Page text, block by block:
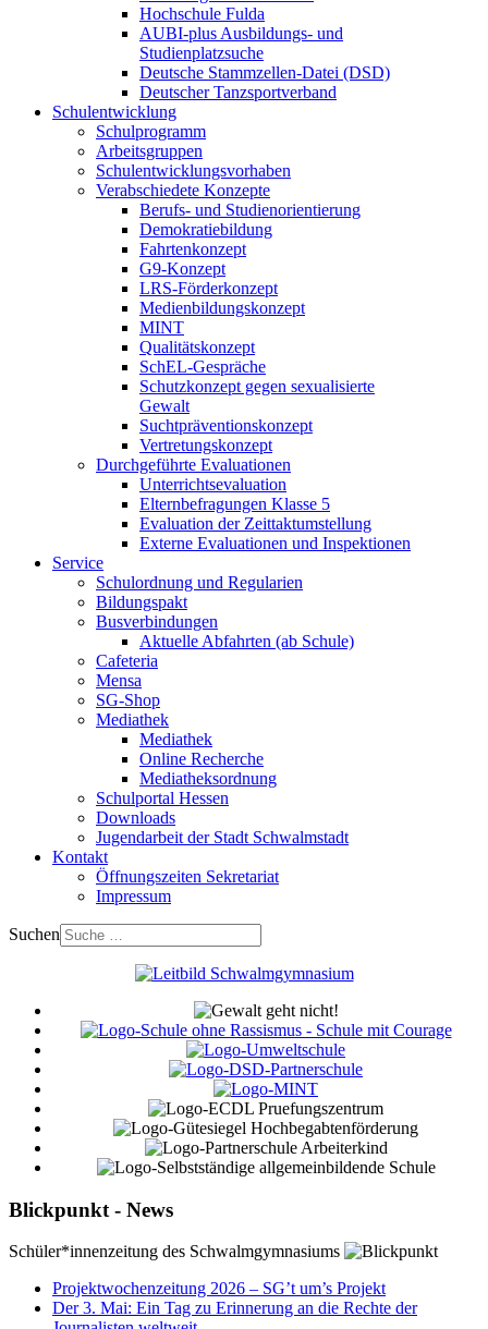
Hochschule Fulda
AUBI-plus Ausbildungs- und
Studienplatzsuche
Deutsche Stammzellen-Datei (DSD)
Deutscher Tanzsportverband
Schulentwicklung
Schulprogramm
Arbeitsgruppen
Schulentwicklungsvorhaben
Verabschiedete Konzepte
Berufs- und Studienorientierung
Demokratiebildung
Fahrtenkonzept
G9-Konzept
LRS-Förderkonzept
Medienbildungskonzept
MINT
Qualitätskonzept
SchEL-Gespräche
Schutzkonzept gegen sexualisierte
Gewalt
Suchtpräventionskonzept
Vertretungskonzept
Durchgeführte Evaluationen
Unterrichtsevaluation
Elternbefragungen Klasse 5
Evaluation der Zeittaktumstellung
Externe Evaluationen und Inspektionen
Service
Schulordnung und Regularien
Bildungspakt
Busverbindungen
Aktuelle Abfahrten (ab Schule)
Cafeteria
Mensa
SG-Shop
Mediathek
Mediathek
Online Recherche
Mediatheksordnung
Schulportal Hessen
Downloads
Jugendarbeit der Stadt Schwalmstadt
Kontakt
Öffnungszeiten Sekretariat
Impressum
Suchen
Blickpunkt - News
Schüler*innenzeitung des Schwalmgymnasiums
Projektwochenzeitung 2026 – SG’t um’s Projekt
Der 3. Mai: Ein Tag zu Erinnerung an die Rechte der